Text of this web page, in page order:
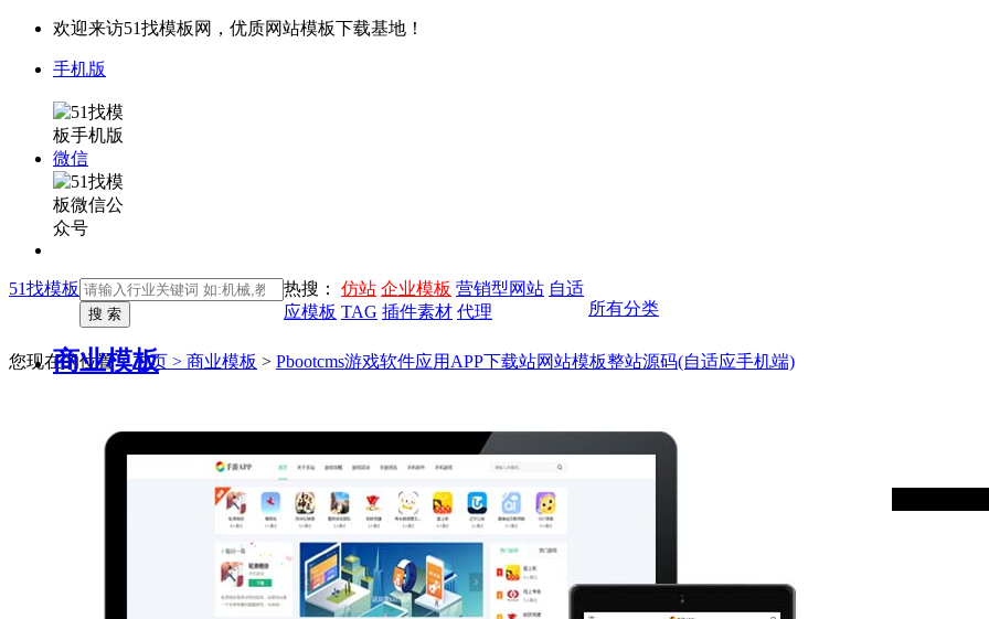
欢迎来访51找模板网，优质网站模板下载基地！
手机版
微信
51找模板 热搜： 仿站 企业模板 营销型网站 自适
应模板 TAG 插件素材 代理 所有分类
商业模板
精品模板
投资理财 建筑装饰 自适应模板 营销型模板 工商财税 博客媒体 安装教程
您现在的位置：主页 > 商业模板 > Pbootcms游戏软件应用APP下载站网站模板整站源码(自适应手机端)